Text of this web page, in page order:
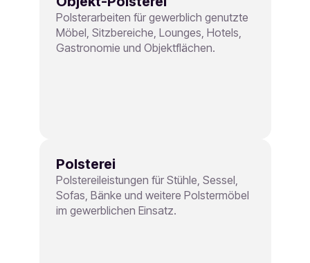
Polsterarbeiten für gewerblich genutzte
Möbel, Sitzbereiche, Lounges, Hotels,
Gastronomie und Objektflächen.
Polsterei
Polstereileistungen für Stühle, Sessel,
Sofas, Bänke und weitere Polstermöbel
im gewerblichen Einsatz.